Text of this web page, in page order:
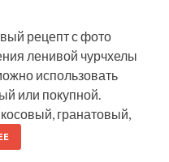
рецепт с фото
ленивой чурчхелы
использовать
или покупной.
гранатовый,